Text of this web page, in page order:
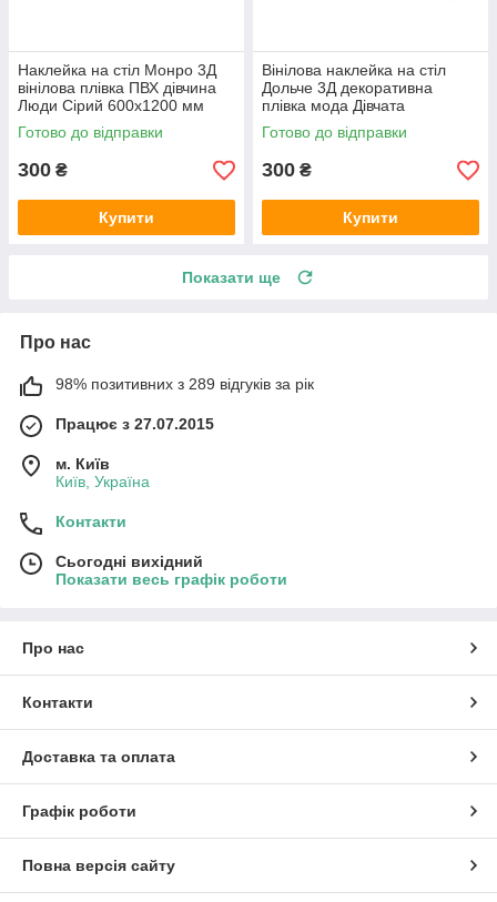
Наклейка на стіл Монро 3Д
вінілова плівка ПВХ дівчина
Люди Сірий 600х1200 мм
Готово до відправки
300 ₴
Купити
Вінілова наклейка на стіл
Дольче 3Д декоративна
плівка мода Дівчата
Фіолетовий 600х1200 мм
Готово до відправки
300 ₴
Купити
Показати ще
Про нас
98% позитивних з 289 відгуків за рік
Працює з 27.07.2015
м. Київ
Київ, Україна
Контакти
Сьогодні вихідний
Показати весь графік роботи
Про нас
Контакти
Доставка та оплата
Графік роботи
Повна версія сайту